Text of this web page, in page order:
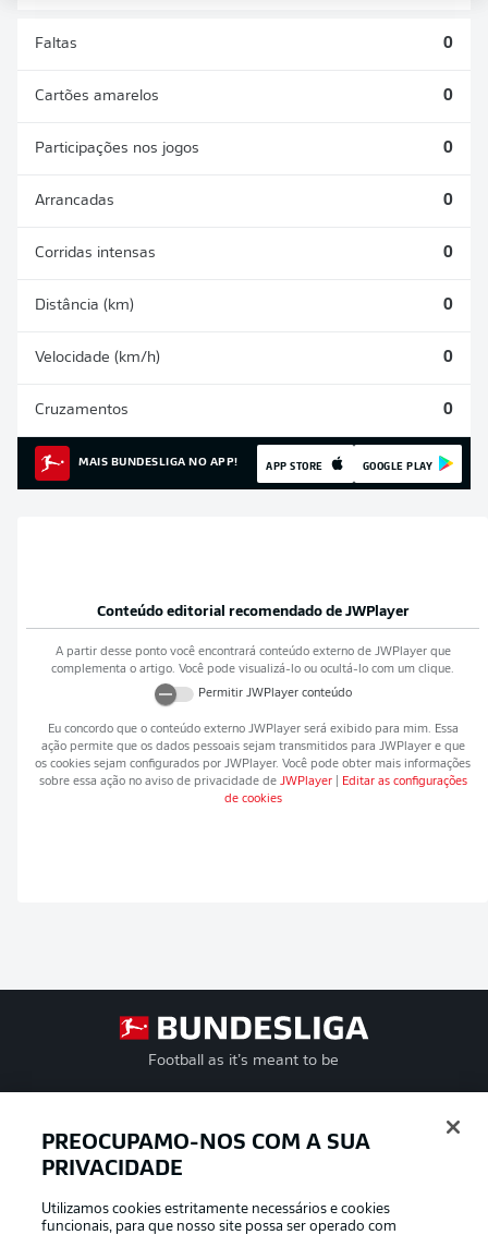
Faltas 0
Cartões amarelos 0
Participações nos jogos 0
Arrancadas 0
Corridas intensas 0
Distância (km) 0
Velocidade (km/h) 0
Cruzamentos 0
MAIS BUNDESLIGA NO APP! APP STORE GOOGLE PLAY
Conteúdo editorial recomendado de JWPlayer
A partir desse ponto você encontrará conteúdo externo de JWPlayerque
complementa o artigo. Você pode visualizá-lo ou ocultá-lo com um clique.
Permitir JWPlayerconteúdo
Eu concordo que o conteúdo externo JWPlayerserá exibido para mim. Essa
ação permite que os dados pessoais sejam transmitidos para JWPlayere que
os cookies sejam configurados por JWPlayer. Você pode obter mais informações
sobre essa ação no aviso de privacidade de JWPlayer
Editar as configurações
de cookies
Football as it’s meant to be
APLICATIVO DA BUNDESLIGA
PREOCUPAMO-NOS COM A SUA
PRIVACIDADE
Utilizamos cookies estritamente necessários e cookies
funcionais, para que nosso site possa ser operado com